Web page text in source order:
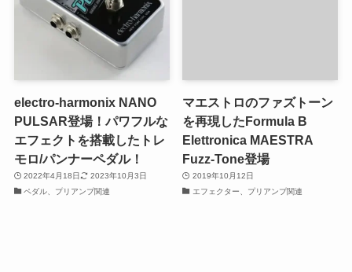
electro-harmonix NANO
PULSAR登場！パワフルな
エフェクトを搭載したトレ
モロ/パンナーペダル！
2022年4月18日
2023年10月3日
ペダル、プリアンプ関連
マエストロのファズトーン
を再現したFormula B
Elettronica MAESTRA
Fuzz-Tone登場
2019年10月12日
エフェクター、プリアンプ関連